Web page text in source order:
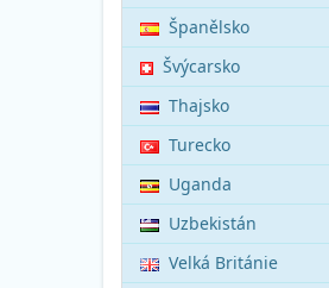
Španělsko
Švýcarsko
Thajsko
Turecko
Uganda
Uzbekistán
Velká Británie